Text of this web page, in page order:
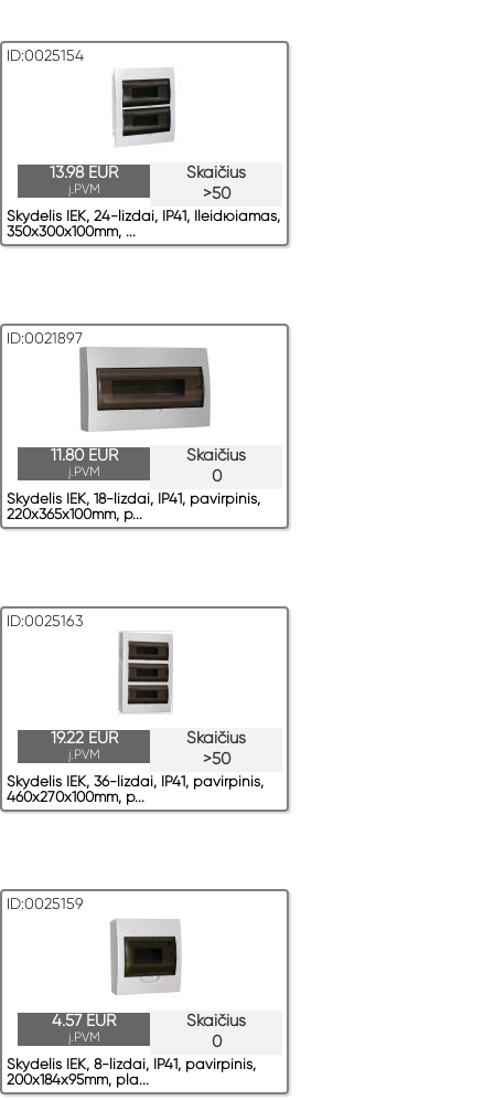
ID:0025154
Skaičius
>50
13.98 EUR
į.PVM
Skydelis IEK, 24-lizdai, IP41, Ileidюiamas,
350x300x100mm, ...
ID:0021897
Skaičius
0
11.80 EUR
į.PVM
Skydelis IEK, 18-lizdai, IP41, pavirрinis,
220x365x100mm, p...
ID:0025163
Skaičius
>50
19.22 EUR
į.PVM
Skydelis IEK, 36-lizdai, IP41, pavirрinis,
460x270x100mm, p...
ID:0025159
Skaičius
0
4.57 EUR
į.PVM
Skydelis IEK, 8-lizdai, IP41, pavirрinis,
200x184x95mm, pla...